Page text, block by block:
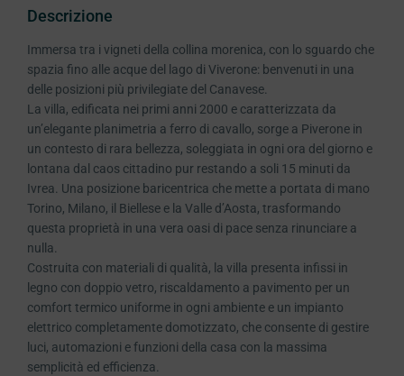
Descrizione
Immersa tra i vigneti della collina morenica, con lo sguardo che
spazia fino alle acque del lago di Viverone: benvenuti in una
delle posizioni più privilegiate del Canavese.
La villa, edificata nei primi anni 2000 e caratterizzata da
un’elegante planimetria a ferro di cavallo, sorge a Piverone in
un contesto di rara bellezza, soleggiata in ogni ora del giorno e
lontana dal caos cittadino pur restando a soli 15 minuti da
Ivrea. Una posizione baricentrica che mette a portata di mano
Torino, Milano, il Biellese e la Valle d’Aosta, trasformando
questa proprietà in una vera oasi di pace senza rinunciare a
nulla.
Costruita con materiali di qualità, la villa presenta infissi in
legno con doppio vetro, riscaldamento a pavimento per un
comfort termico uniforme in ogni ambiente e un impianto
elettrico completamente domotizzato, che consente di gestire
luci, automazioni e funzioni della casa con la massima
semplicità ed efficienza.